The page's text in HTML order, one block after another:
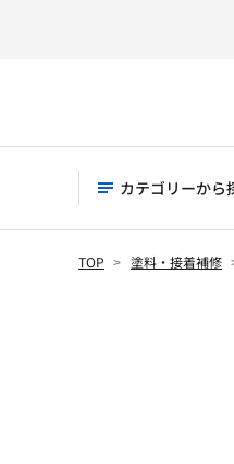
カテゴリーから
TOP 塗料・接着補修